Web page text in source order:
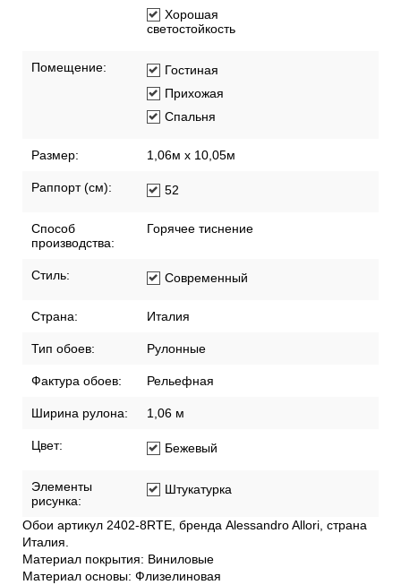
Хорошая
светостойкость
Помещение:
Гостиная
Прихожая
Спальня
Размер: 1,06м х 10,05м
Раппорт (см): 52
Способ
производства:
Горячее тиснение
Стиль: Современный
Страна: Италия
Тип обоев: Рулонные
Фактура обоев: Рельефная
Ширина рулона: 1,06 м
Цвет: Бежевый
Элементы
рисунка:
Штукатурка
Обои артикул 2402-8RTE, бренда Alessandro Allori, страна
Италия.
Материал покрытия: Виниловые
Материал основы: Флизелиновая